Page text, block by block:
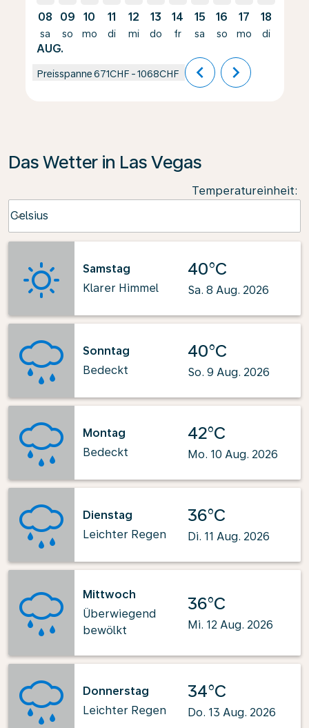
08
sa
AUG.
09
so
10
mo
11
di
12
mi
13
do
14
fr
15
sa
16
so
17
mo
18
di
Preisspanne671CHF -1068CHF chevron_left chevron_right
Das Wetter in Las Vegas
Temperatureinheit:
Celsius
keyboard_arrow_down
Samstag
Klarer Himmel
40°C
Sa. 8 Aug. 2026
Sonntag
Bedeckt
40°C
So. 9 Aug. 2026
Montag
Bedeckt
42°C
Mo. 10 Aug. 2026
Dienstag
Leichter Regen
36°C
Di. 11 Aug. 2026
Mittwoch
Überwiegend
bewölkt
36°C
Mi. 12 Aug. 2026
Donnerstag
Leichter Regen
34°C
Do. 13 Aug. 2026